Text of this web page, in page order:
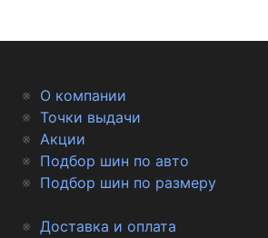
О компании
Точки выдачи
Акции
Подбор шин по авто
Подбор шин по размеру
Доставка и оплата